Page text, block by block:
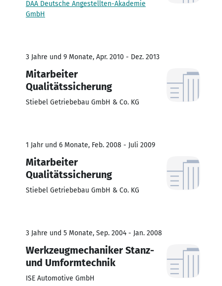
DAA Deutsche Angestellten-Akademie
GmbH
3 Jahre und 9 Monate, Apr. 2010 - Dez. 2013
Mitarbeiter
Qualitätssicherung
Stiebel Getriebebau GmbH & Co. KG
1 Jahr und 6 Monate, Feb. 2008 - Juli 2009
Mitarbeiter
Qualitätssicherung
Stiebel Getriebebau GmbH & Co. KG
3 Jahre und 5 Monate, Sep. 2004 - Jan. 2008
Werkzeugmechaniker Stanz-
und Umformtechnik
ISE Automotive GmbH